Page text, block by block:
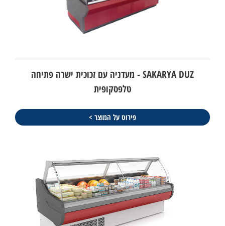
SAKARYA DUZ - מעדניה עם זכוכית ישרה פתיחה
טלפסקופית
פירוט על המוצר >